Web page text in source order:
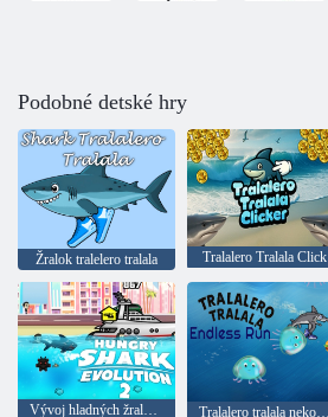
Podobné detské hry
Žralok tralelero tralala Tralalero Tralala Click
Vývoj hladných žralokov 2 Tralalero tralala nekonečný beh